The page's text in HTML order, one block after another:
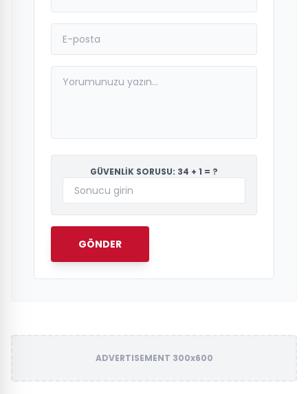
GÜVENLİK SORUSU: 34 + 1 = ?
GÖNDER
ADVERTISEMENT 300x600